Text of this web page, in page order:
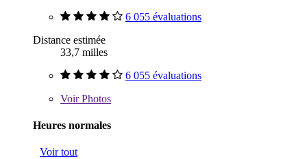
6 055 évaluations
Distance estimée
33,7 milles
6 055 évaluations
VoirPhotos
Heures normales
Voir tout